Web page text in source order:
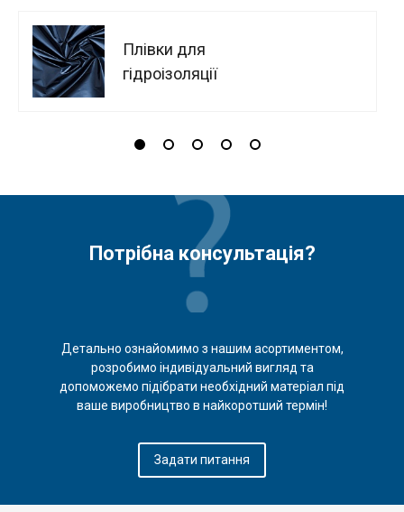
Плівки для
гідроізоляції
Потрібна консультація?
Детально ознайомимо з нашим асортиментом,
розробимо індивідуальний вигляд та
допоможемо підібрати необхідний матеріал під
ваше виробництво в найкоротший термін!
Задати питання